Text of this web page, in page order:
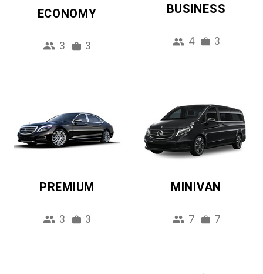
ECONOMY
3 3
BUSINESS
4 3
PREMIUM
3 3
MINIVAN
7 7